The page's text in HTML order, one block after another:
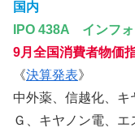
国内
IPO 438A インフ
9月全国消費者物価
《決算発表》
中外薬、信越化、キ
Ｇ、キヤノン電、